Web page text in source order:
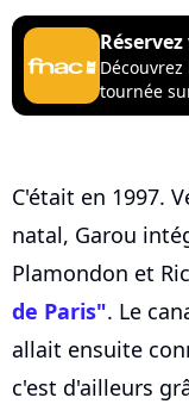
tournée
C'était en 1997.
natal, Garou
Plamondon et
de Paris". Le
allait ensuite
c'est d'ailleurs